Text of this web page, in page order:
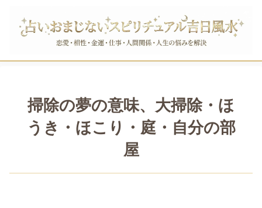
掃除の夢の意味、大掃除・ほ
うき・ほこり・庭・自分の部
屋